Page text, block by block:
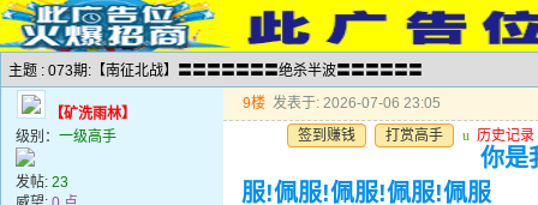
主题 : 073期:【南征北战】〓〓〓〓〓〓〓绝杀半波〓〓〓〓〓〓
【矿洗雨林】
级别： 一级高手
发帖: 23
9楼 发表于: 2026-07-06 23:05
签到赚钱
打赏高手 u 历史记录
你是
服!佩服!佩服!佩服!佩服